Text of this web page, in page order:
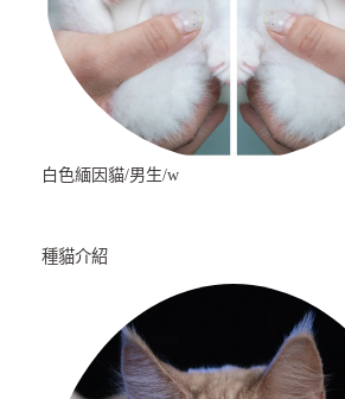
白色緬因貓/男生/w
種貓介紹